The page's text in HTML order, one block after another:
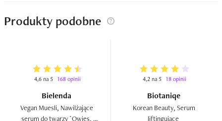
Produkty podobne
4,6 na 5 168 opinii
Bielenda
Vegan Muesli, Nawilżające
serum do twarzy `Owies,
4,2 na 5 18 opinii
Biotaniqe
Korean Beauty, Serum